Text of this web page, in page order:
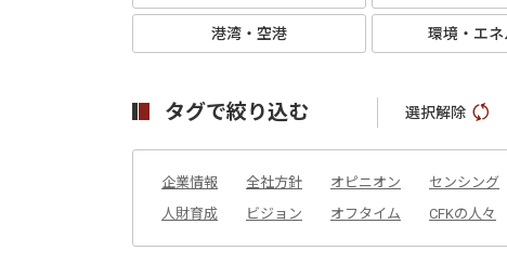
港湾・空港 環境・エネ
タグで絞り込む 選択解除
企業情報 全社方針 オピニオン センシング
人財育成
ビジョン オフタイム CFKの人々